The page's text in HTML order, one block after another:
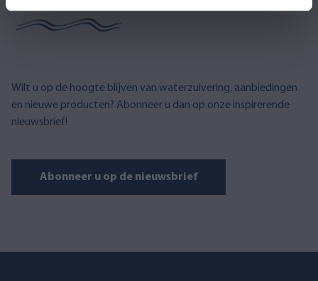
Wilt u op de hoogte blijven van waterzuivering, aanbiedingen
en nieuwe producten? Abonneer u dan op onze inspirerende
nieuwsbrief!
Abonneer u op de nieuwsbrief